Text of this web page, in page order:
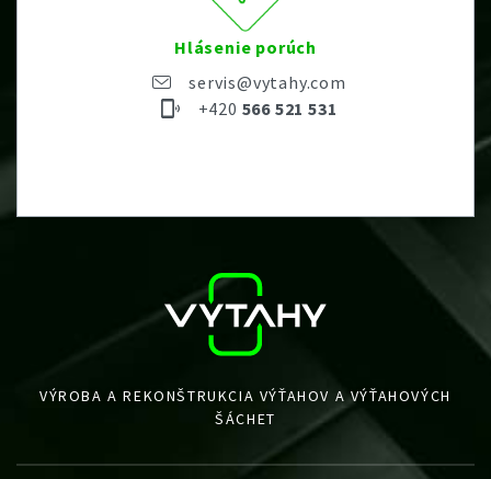
Hlásenie porúch
servis@vytahy.com
+420 566 521 531
VÝROBA A REKONŠTRUKCIA VÝŤAHOV A VÝŤAHOVÝCH
ŠÁCHET